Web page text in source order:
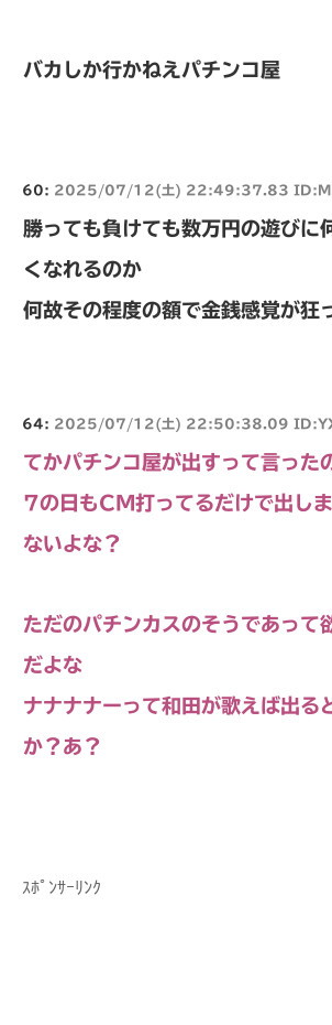
バカしか行かねえパチンコ屋
60: 2025/07/12(土) 22:49:37.83
勝っても負けても数万円の遊びに
くなれるのか
何故その程度の額で金銭感覚が狂
64: 2025/07/12(土) 22:50:38.09
てかパチンコ屋が出すって言った
7の日もCM打ってるだけで出し
ないよな？
ただのパチンカスのそうであって
だよな
ナナナナーって和田が歌えば出る
か？あ？
ｽﾎﾟﾝｻｰﾘﾝｸ